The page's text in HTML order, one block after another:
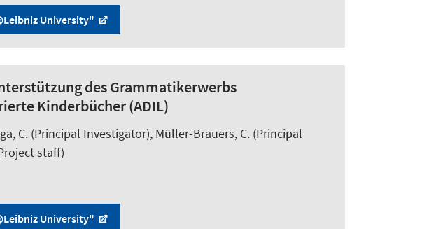
University"
des Grammatikerwerbs
Kinderbücher (ADIL)
C. (Principal Investigator), Müller-Brauers, C. (Principal
staff)
University"